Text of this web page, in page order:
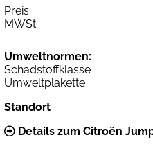
Preis:
MWSt:
Umweltnormen:
Schadstoffklasse
Umweltplakette
Standort
Details zum Citroën